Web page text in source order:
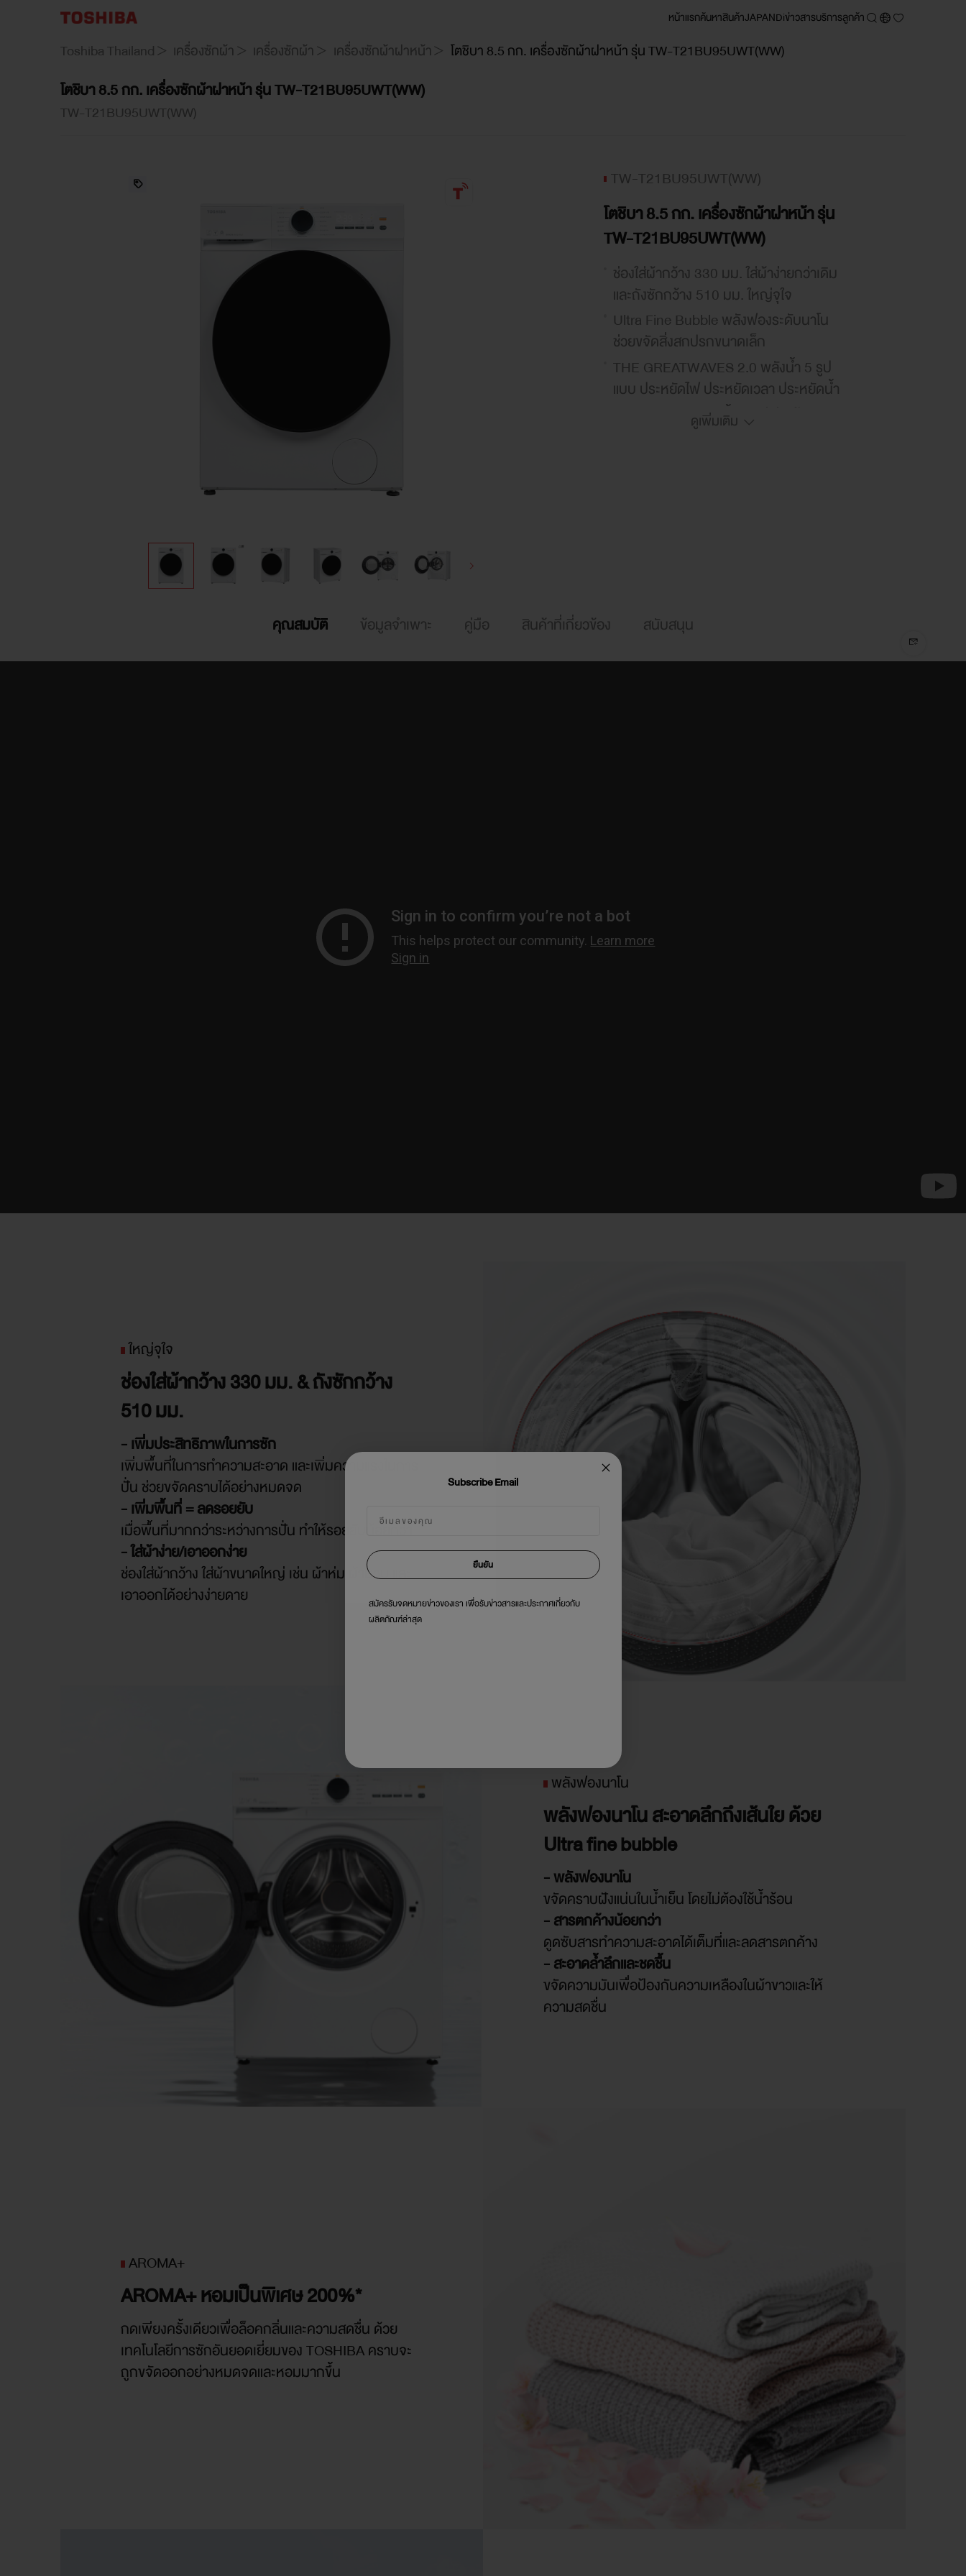
T21BU95UWT(WW)
หน้าแรกค้นหาสินค้าJAPANDiข่าวสารบริการลูกค้า
Toshiba Thailand เครื่องซักผ้า เครื่องซักผ้า เครื่องซักผ้าฝาหน้า โตชิบา 8.5 กก. เครื่องซักผ้าฝาหน้า รุ่น TW-T21BU95UWT(WW)
โตชิบา 8.5 กก. เครื่องซักผ้าฝาหน้า รุ่น TW-T21BU95UWT(WW)
TW-T21BU95UWT(WW)
TW-T21BU95UWT(WW)
โตชิบา 8.5 กก. เครื่องซักผ้าฝาหน้า รุ่น
TW-T21BU95UWT(WW)
ช่องใส่ผ้ากว้าง 330 มม. ใส่ผ้าง่ายกว่าเดิม
และถังซักกว้าง 510 มม. ใหญ่จุใจ
Ultra Fine Bubble พลังฟองระดับนาโน
ช่วยขจัดสิ่งสกปรกขนาดเล็ก
THE GREATWAVES 2.0 พลังน้ำ 5 รูป
แบบ ประหยัดไฟ ประหยัดเวลา ประหยัดน้ำ
GREATSTEAM ยับยั้งแบคทีเรีย ผ้าสะอาด
ลดปัญหาสีผ้าตก
ดูเพิ่มเติม
คุณสมบัติ ข้อมูลจำเพาะ คู่มือ สินค้าที่เกี่ยวข้อง สนับสนุน
ใหญ่จุใจ
ช่องใส่ผ้ากว้าง 330 มม. & ถังซักกว้าง
510 มม.
- เพิ่มประสิทธิภาพในการซัก
เพิ่มพื้นที่ในการทำความสะอาด และเพิ่มความแรงในการ
ปั่น ช่วยขจัดคราบได้อย่างหมดจด
- เพิ่มพื้นที่ = ลดรอยยับ
เมื่อพื้นที่มากกว่าระหว่างการปั่น ทำให้รอยยับน้อยกว่า
- ใส่ผ้าง่าย/เอาออกง่าย
ช่องใส่ผ้ากว้าง ใส่ผ้าขนาดใหญ่ เช่น ผ้าห่ม ผ้านวม และ
เอาออกได้อย่างง่ายดาย
พลังฟองนาโน
พลังฟองนาโน สะอาดลึกถึงเส้นใย ด้วย
Ultra fine bubble
- พลังฟองนาโน
ขจัดคราบฝังแน่นในน้ำเย็น โดยไม่ต้องใช้น้ำร้อน
- สารตกค้างน้อยกว่า
ดูดซับสารทำความสะอาดได้เต็มที่และลดสารตกค้าง
- สะอาดล้ำลึกและชดชื้น
ขจัดความมันเพื่อป้องกันความเหลืองในผ้าขาวและให้
ความสดชื่น
AROMA+
AROMA+ หอมเป็นพิเศษ 200%*
กดเพียงครั้งเดียวเพื่อล็อคกลิ่นและความสดชื่น ด้วย
เทคโนโลยีการซักอันยอดเยี่ยมของ TOSHIBA คราบจะ
ถูกขจัดออกอย่างหมดจดและหอมมากขึ้น
Subscribe Email
ยืนยัน
สมัครรับจดหมายข่าวของเรา เพื่อรับข่าวสารและประกาศเกี่ยวกับ
ผลิตภัณฑ์ล่าสุด